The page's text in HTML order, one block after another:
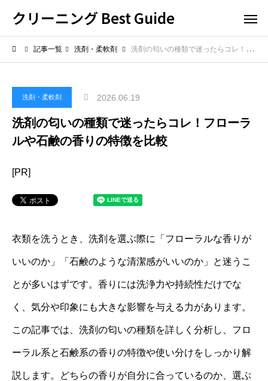
クリーニング Best Guide
記事一覧 洗剤・柔軟剤 洗剤の匂いの種類で迷ったらコレ！フローラルや石鹸の香りの特徴を比較
洗剤・柔軟剤 2026.06.19
洗剤の匂いの種類で迷ったらコレ！フローラ
ルや石鹸の香りの特徴を比較
[PR]
衣類を洗うとき、洗剤を選ぶ際に「フローラルな香りが
いいのか」「石鹸のような清潔感がいいのか」と迷うこ
とが多いはずです。香りには洗浄力や持続性だけでな
く、気分や印象にも大きな影響を与える力があります。
この記事では、洗剤の匂いの種類を詳しく分析し、フロ
ーラル系と石鹸系の香りの特徴や使い分けをしっかり解
説します。どちらの香りが自分に合っているのか、選ぶ